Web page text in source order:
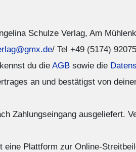
Schulze Verlag, Am
/ Tel +49 (5174)
du die AGB sowie die
an und bestätigst von
Zahlungseingang ausgeliefert.
eine Plattform zur Online-